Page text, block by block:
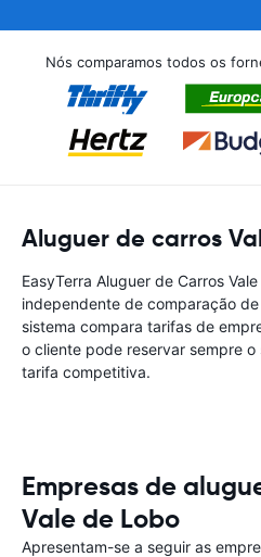
Nós comparamos todos os
Aluguer de carros
EasyTerra Aluguer de Carros
independente de comparação
sistema compara tarifas de
o cliente pode reservar sempre
tarifa competitiva.
Empresas de
Vale de Lobo
Apresentam-se a seguir as